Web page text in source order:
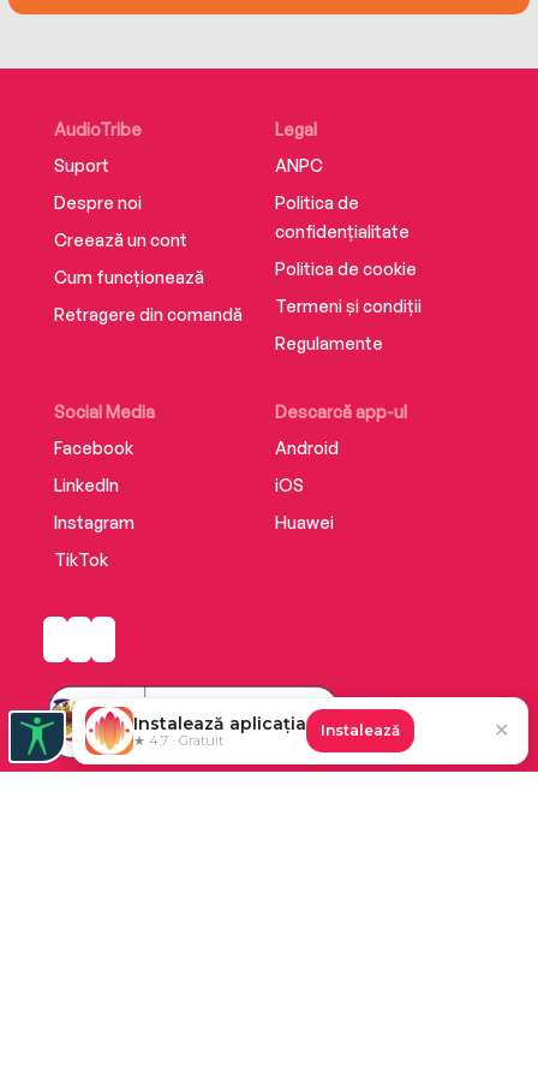
AudioTribe
Suport
Despre noi
Creează un cont
Cum funcționează
Retragere din comandă
Social Media
Facebook
LinkedIn
Instagram
TikTok
Descarcă app-ul
Android
iOS
Huawei
Legal
ANPC
Politica de
confidențialitate
Politica de cookie
Termeni și condiții
Regulamente
Instalează aplicația
★ 4.7 · Gratuit
Instalează ✕